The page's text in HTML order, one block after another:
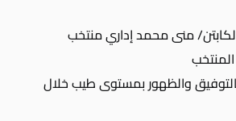
منى محمد إداري منتخب
والظهور بمستوى طيب خلال